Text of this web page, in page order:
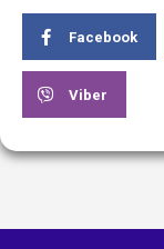
Facebook
Viber